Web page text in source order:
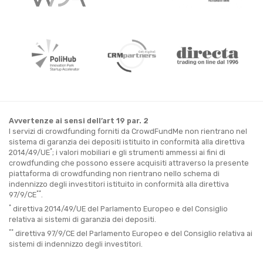
Avvertenze ai sensi dell’art 19 par. 2
I servizi di crowdfunding forniti da CrowdFundMe non rientrano nel
sistema di garanzia dei depositi istituito in conformità alla direttiva
2014/49/UE*; i valori mobiliari e gli strumenti ammessi ai fini di
crowdfunding che possono essere acquisiti attraverso la presente
piattaforma di crowdfunding non rientrano nello schema di
indennizzo degli investitori istituito in conformità alla direttiva
97/9/CE**
* direttiva 2014/49/UE del Parlamento Europeo e del Consiglio
relativa ai sistemi di garanzia dei depositi.
** direttiva 97/9/CE del Parlamento Europeo e del Consiglio relativa ai
sistemi di indennizzo degli investitori.